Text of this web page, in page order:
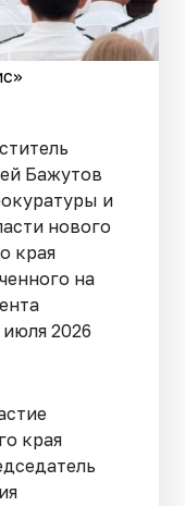
Бажутов
и
нового
края
на
2026
края